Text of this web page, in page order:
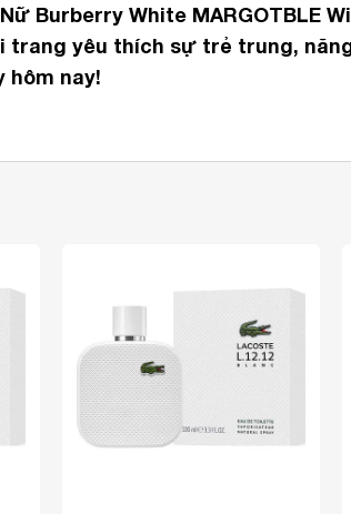
Burberry White MARGOTBLE
yêu thích sự trẻ trung,
hôm nay!